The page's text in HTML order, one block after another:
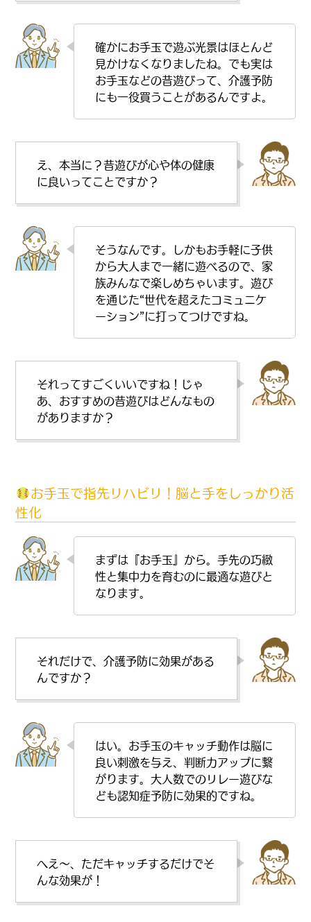
確かにお手玉で遊ぶ光景はほとんど
見かけなくなりましたね。でも実は
お手玉などの昔遊びって、介護予防
にも一役買うことがあるんですよ。
え、本当に？昔遊びが心や体の健康
に良いってことですか？
そうなんです。しかもお手軽に子供
から大人まで一緒に遊べるので、家
族みんなで楽しめちゃいます。遊び
を通じた“世代を超えたコミュニケ
ーション”に打ってつけですね。
それってすごくいいですね！じゃ
あ、おすすめの昔遊びはどんなもの
がありますか？
お手玉で指先リハビリ！脳と手をしっかり活
性化
まずは『お手玉』から。手先の巧緻
性と集中力を育むのに最適な遊びと
なります。
それだけで、介護予防に効果がある
んですか？
はい。お手玉のキャッチ動作は脳に
良い刺激を与え、判断力アップに繋
がります。大人数でのリレー遊びな
ども認知症予防に効果的ですね。
へえ〜、ただキャッチするだけでそ
んな効果が！